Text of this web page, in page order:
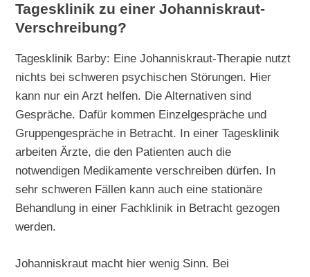
Tagesklinik zu einer Johanniskraut-
Verschreibung?
Tagesklinik Barby: Eine Johanniskraut-Therapie nutzt
nichts bei schweren psychischen Störungen. Hier
kann nur ein Arzt helfen. Die Alternativen sind
Gespräche. Dafür kommen Einzelgespräche und
Gruppengespräche in Betracht. In einer Tagesklinik
arbeiten Ärzte, die den Patienten auch die
notwendigen Medikamente verschreiben dürfen. In
sehr schweren Fällen kann auch eine stationäre
Behandlung in einer Fachklinik in Betracht gezogen
werden.
Johanniskraut macht hier wenig Sinn. Bei